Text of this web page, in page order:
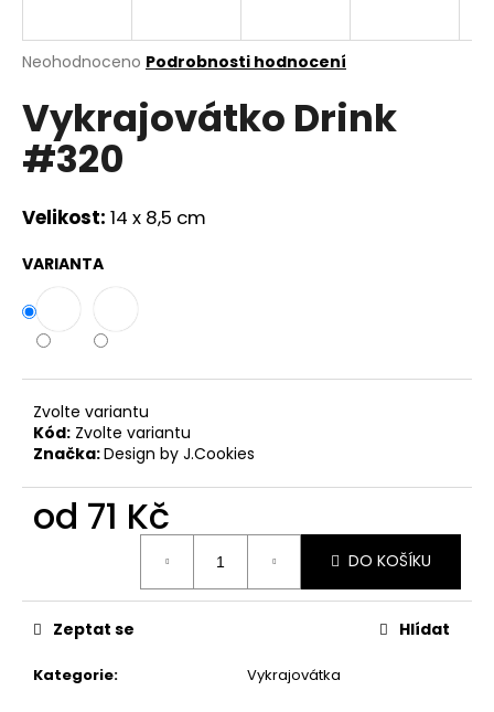
Průměrné
produktu
je
0,0
z
hvězdiček.
Neohodnoceno Podrobnosti hodnocení
Vykrajovátko Drink
#320
Velikost: 14 x 8,5 cm
VARIANTA
Zvolte variantu
Kód: Zvolte variantu
Značka:Design by J.Cookies
od 71 Kč
DO KOŠÍKU
Kategorie: Vykrajovátka
Zeptat se Hlídat
j
t
?
D
o
p
o
č
u
m
e
VYKRAJOVÁTKA